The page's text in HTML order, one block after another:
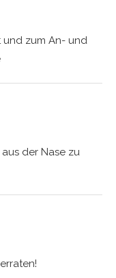
und zum An- und
der Nase zu